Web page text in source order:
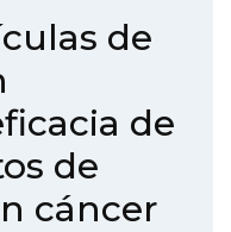
de
de
de
cáncer